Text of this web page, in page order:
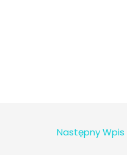
Następny Wpis